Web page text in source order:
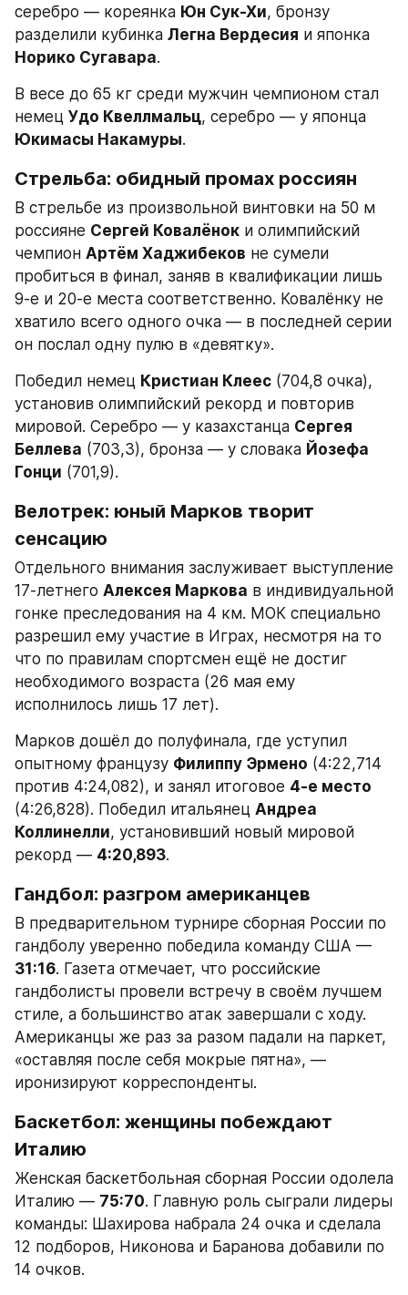
серебро — кореянка Юн Сук-Хи, бронзу
разделили кубинка Легна Вердесия
Норико Сугавара.
В весе до 65 кг среди мужчин чемпионом стал
немец Удо Квеллмальц
Юкимасы Накамуры.
Стрельба: обидный промах россиян
В стрельбе из произвольной винтовки на 50 м
россияне Сергей Ковалёнок и олимпийский
чемпион Артём Хаджибеков не сумели
пробиться в финал, заняв в квалификации лишь
9-е и 20-е места соответственно. Ковалёнку не
хватило всего одного очка — в последней серии
он послал одну пулю в «девятку».
Победил немец Кристиан Клеес (704,8 очка),
установив олимпийский рекорд и повторив
мировой. Серебро — у казахстанца Сергея
Беллева (703,3), бронза — у словака Йозефа
Гонци (701,9).
Велотрек: юный Марков творит
сенсацию
Отдельного внимания заслуживает выступление
17-летнего Алексея Маркова в индивидуальной
гонке преследования на 4 км. МОК специально
разрешил ему участие в Играх, несмотря на то
что по правилам спортсмен ещё не достиг
необходимого возраста (26 мая ему
исполнилось лишь 17 лет).
Марков дошёл до полуфинала, где уступил
опытному французу Филиппу Эрмено (4:22,714
против 4:24,082), и занял итоговое 4-е место
(4:26,828). Победил итальянец Андреа
Коллинелли, установивший новый мировой
рекорд — 4:20,893.
Гандбол: разгром американцев
В предварительном турнире сборная России по
31:16. Газета отмечает, что российские
гандболисты провели встречу в своём лучшем
стиле, а большинство атак завершали с ходу.
Американцы же раз за разом падали на паркет,
«оставляя после себя мокрые пятна», —
иронизируют корреспонденты.
Баскетбол: женщины побеждают
Италию
Женская баскетбольная сборная России одолела
Италию — 75:70. Главную роль сыграли лидеры
команды: Шахирова набрала 24 очка и сделала
12 подборов, Никонова и Баранова добавили по
14 очков.